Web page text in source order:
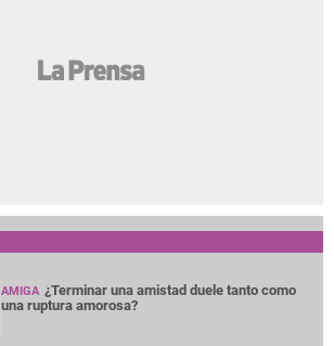
AMIGA ¿Terminar una amistad duele tanto como
una ruptura amorosa?